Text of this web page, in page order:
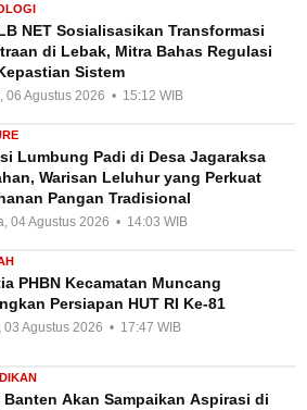
NET Sosialisasikan Transformasi
di Lebak, Mitra Bahas Regulasi
Sistem
06 Agustus 2026 • 15:12 WIB
Lumbung Padi di Desa Jagaraksa
Warisan Leluhur yang Perkuat
Pangan Tradisional
04 Agustus 2026 • 14:03 WIB
PHBN Kecamatan Muncang
Persiapan HUT RI Ke-81
03 Agustus 2026 • 17:47 WIB
Banten Akan Sampaikan Aspirasi di